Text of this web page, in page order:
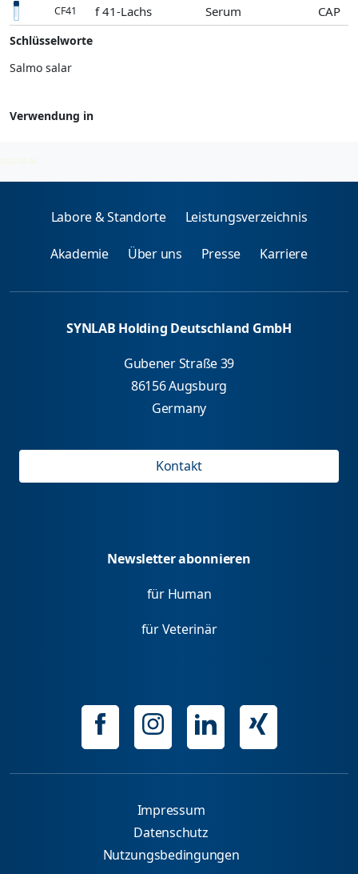
CF41 f 41-Lachs Serum CAP
Schlüsselworte
Salmo salar
Verwendung in
2026-08-06
Labore & Standorte Leistungsverzeichnis
Akademie Über uns Presse Karriere
SYNLAB Holding Deutschland GmbH
Gubener Straße 39
86156 Augsburg
Germany
Kontakt
Newsletter abonnieren
für Human
für Veterinär
Impressum
Datenschutz
Nutzungsbedingungen